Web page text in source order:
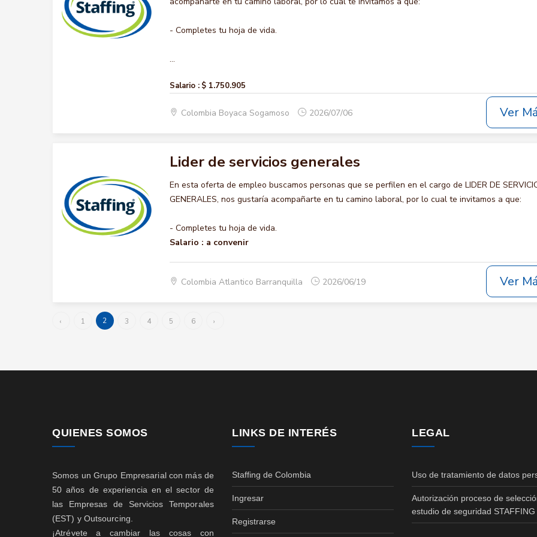
- Completes tu hoja de vida.
...
Salario : $ 1.750.905
Colombia Boyaca Sogamoso 2026/07/06 Ver
Lider de servicios generales
En esta oferta de empleo buscamos personas que se perfilen en el cargo de LIDER DE
GENERALES, nos gustaría acompañarte en tu camino laboral, por lo cual te invitamos a que:
- Completes tu hoja de vida.
Salario : a convenir
Colombia Atlantico Barranquilla 2026/06/19 Ver
‹ 1 2 3 4 5 6 ›
QUIENES SOMOS
Somos un Grupo Empresarial con más de
50 años de experiencia en el sector de
las Empresas de Servicios Temporales
(EST) y Outsourcing.
¡Atrévete a cambiar las cosas con
LINKS DE INTERÉS
Staffing de Colombia
Ingresar
Registrarse
LEGAL
Uso de tratamiento de datos
Autorización proceso de
estudio de seguridad STAFFING